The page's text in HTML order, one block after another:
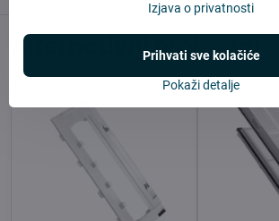
Alternativni proizvodi
Izjava o privatnosti
Pokaži detalje
Prihvati sve kolačiće